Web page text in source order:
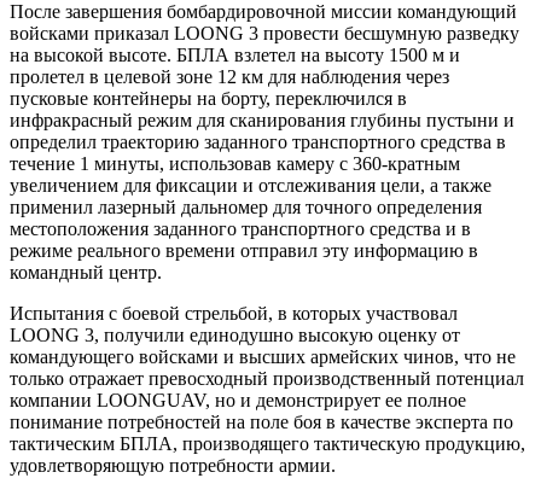
После завершения бомбардировочной миссии командующий
войсками приказал LOONG 3 провести бесшумную разведку
на высокой высоте. БПЛА взлетел на высоту 1500 м и
пролетел в целевой зоне 12 км для наблюдения через
пусковые контейнеры на борту, переключился в
инфракрасный режим для сканирования глубины пустыни и
определил траекторию заданного транспортного средства в
течение 1 минуты, использовав камеру с 360-кратным
увеличением для фиксации и отслеживания цели, а также
применил лазерный дальномер для точного определения
местоположения заданного транспортного средства и в
режиме реального времени отправил эту информацию в
командный центр.
Испытания с боевой стрельбой, в которых участвовал
LOONG 3, получили единодушно высокую оценку от
командующего войсками и высших армейских чинов, что не
только отражает превосходный производственный потенциал
компании LOONGUAV, но и демонстрирует ее полное
понимание потребностей на поле боя в качестве эксперта по
тактическим БПЛА, производящего тактическую продукцию,
удовлетворяющую потребности армии.